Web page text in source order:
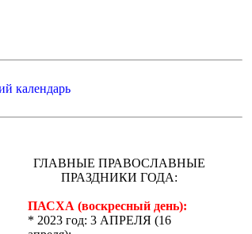
календарь
ГЛАВНЫЕ ПРАВОСЛАВНЫЕ
ПРАЗДНИКИ ГОДА:
ПАСХА (воскресный день):
* 2023 год: 3 АПРЕЛЯ (16